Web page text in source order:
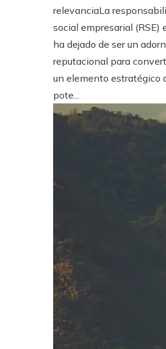
relevanciaLa
social empresarial (RSE)
ha dejado de ser un
reputacional para
un elemento estratégico
pote...